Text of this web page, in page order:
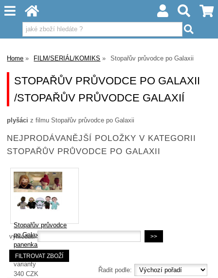
Home FILM/SERIÁL/KOMIKS Stopařův průvodce po Galaxii
STOPAŘŮV PRŮVODCE PO GALAXII
/STOPAŘŮV PRŮVODCE GALAXIÍ
plyšáci z filmu Stopařův průvodce po Galaxii
NEJPRODÁVANĚJŠÍ POLOŽKY V KATEGORII
STOPAŘŮV PRŮVODCE PO GALAXII
Stopařův průvodce
po Galaxii pletená
panenka
Dostupnost:dle
varianty
340CZK
vyhledat:
Řadit podle: